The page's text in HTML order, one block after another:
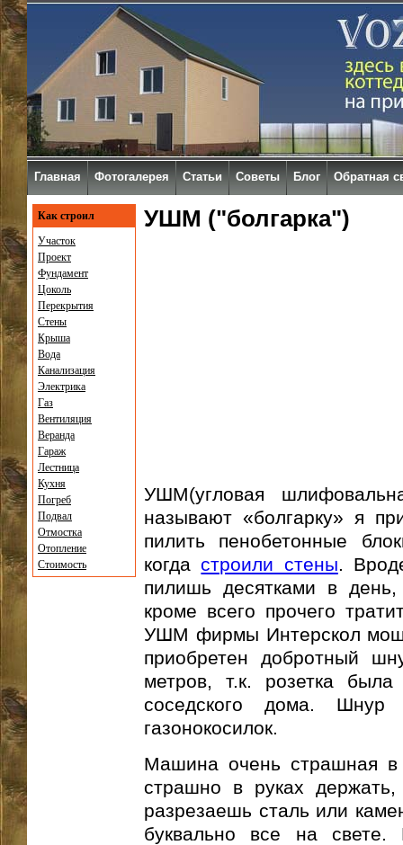
УШМ ("болгарка")
УШМ(угловая
называют «болгарку» я
пилить пенобетонные
когдастроили стены.
пилишь десятками в
кроме всего прочего
УШМ фирмы Интерскол
приобретен добротный
метров, т.к. розетка
соседского дома.
газонокосилок.
Машина очень страшная в
страшно в руках держать,
разрезаешь сталь или
буквально все на
Как строил
Участок
Проект
Фундамент
Цоколь
Перекрытия
Стены
Крыша
Вода
Канализация
Электрика
Газ
Вентиляция
Веранда
Гараж
Лестница
Кухня
Погреб
Подвал
Отмостка
Отопление
Стоимость
Главная Фотогалерея Статьи Советы Блог Обратная